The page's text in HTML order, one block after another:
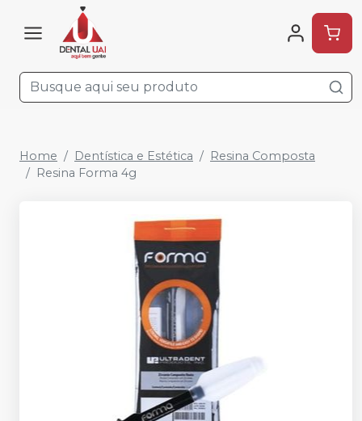
Home Dentística e Estética
Resina Composta
Resina Forma 4g